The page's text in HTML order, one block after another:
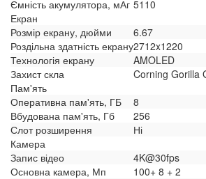
Ємність акумулятора, мАг 5110
Екран
Розмір екрану, дюйми
6.67
Роздільна здатність екрану2712x1220
Технологія екрану
AMOLED
Захист скла
Corning Gorilla
Пам'ять
Оперативна пам'ять, ГБ
8
Вбудована пам'ять, Гб
256
Слот розширення
Ні
Камера
Запис відео
4K@30fps
Основна камера, Мп
100+ 8 + 2